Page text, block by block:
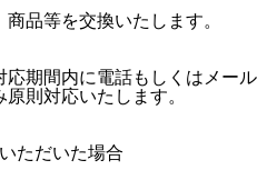
品等を交換いたします。
期間内に電話もしくはメール
則対応いたします。
ただいた場合